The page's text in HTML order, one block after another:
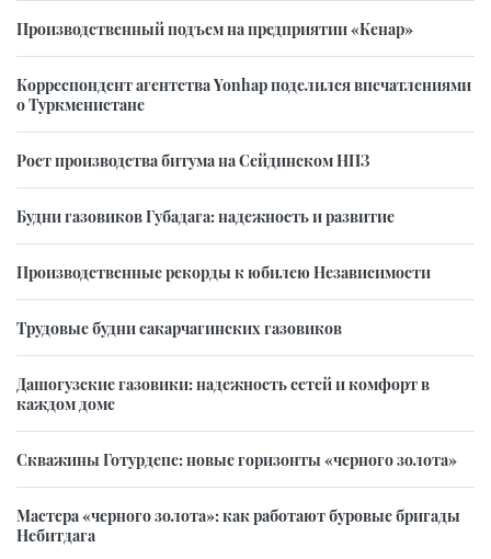
Производственный подъем на предприятии «Кенар»
Корреспондент агентства Yonhap поделился впечатлениями
о Туркменистане
Рост производства битума на Сейдинском НПЗ
Будни газовиков Губадага: надежность и развитие
Производственные рекорды к юбилею Независимости
Трудовые будни сакарчагинских газовиков
Дашогузские газовики: надежность сетей и комфорт в
каждом доме
Скважины Готурдепе: новые горизонты «черного золота»
Мастера «черного золота»: как работают буровые бригады
Небитдага